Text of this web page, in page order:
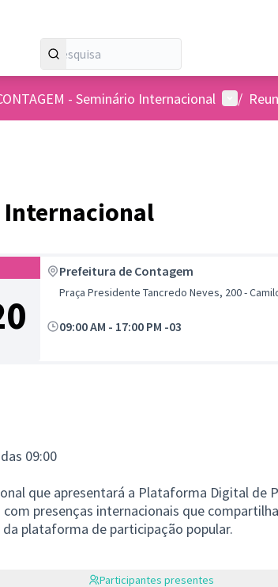
- Seminário Internacional Menu de
/
Prefeitura de Contagem
Praça Presidente Tancredo Neves, 200 -
09:00 AM - 17:00 PM -03
09:00
que apresentará a Plataforma Digital de
presenças internacionais que
da plataforma de participação popular.
Participantes presentes